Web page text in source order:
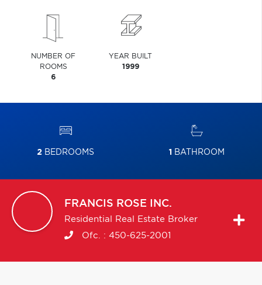
NUMBER OF
ROOMS
6
YEAR BUILT
1999
2 BEDROOMS 1 BATHROOM
FRANCIS ROSE INC.
Residential Real Estate Broker
Ofc. : 450-625-2001